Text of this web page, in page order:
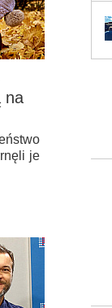
na
je